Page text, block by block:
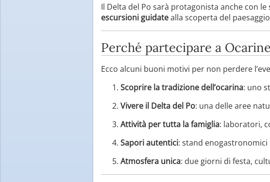
Il Delta del Po sarà protagonista anche con
escursioni guidatealla scoperta del
Perché partecipare a
Ecco alcuni buoni motivi per non perdere
Scoprire la tradizione dell’ocarina: uno
Vivere il Delta del Po: una delle aree
Attività per tutta la famiglia: laboratori,
Sapori autentici: stand
Atmosfera unica: due giorni di festa,